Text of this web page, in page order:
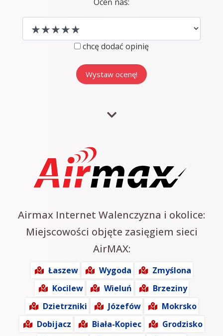
chcę dodać opinię
Airmax Internet Walenczyzna i okolice:
Miejscowości objęte zasięgiem sieci
AirMAX:
Łaszew Wygoda
Zmyślona
Kocilew
Wieluń
Brzeziny
Dzietrzniki
Józefów
Mokrsko
Dobijacz
Biała-Kopiec
Grodzisko